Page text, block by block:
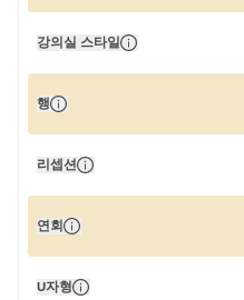
강의실 스타일
행
리셉션
연회
U자형